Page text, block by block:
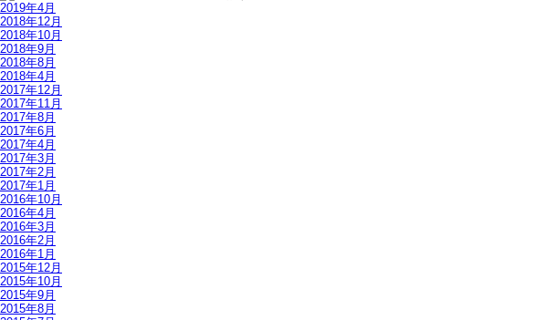
2019年4月
2018年12月
2018年10月
2018年9月
2018年8月
2018年4月
2017年12月
2017年11月
2017年8月
2017年6月
2017年4月
2017年3月
2017年2月
2017年1月
2016年10月
2016年4月
2016年3月
2016年2月
2016年1月
2015年12月
2015年10月
2015年9月
2015年8月